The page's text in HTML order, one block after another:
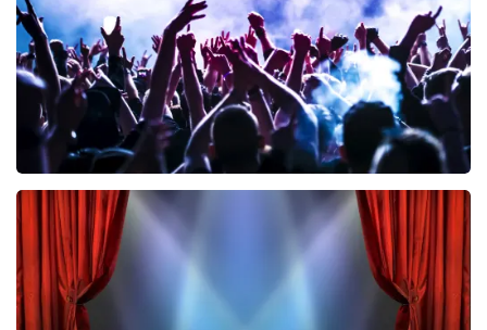
BESTEL NU
Megadeth
456 laatste 30 minuten
BESTEL NU